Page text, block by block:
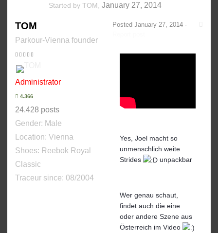
Started by TOM, January 27, 2014
TOM
Parkour-Vienna founder
Administrator
4.366
24.428 posts
Gender: Male
Location: Vienna
Shoes: Reebok Royal
Classic
Traceur since: 08/2004
Posted January 27, 2014 ·
Yes, Joel macht so
unmenschlich weite
Strides
unpackbar
Wer genau schaut,
findet auch die eine
oder andere Szene aus
Österreich im Video